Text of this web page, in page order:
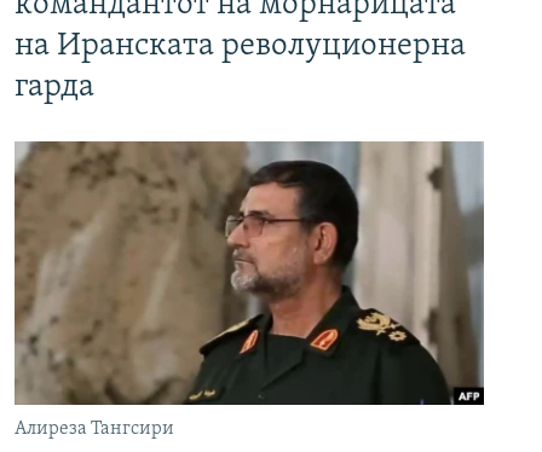
на Иранската револуционерна
гарда
Алиреза Тангсири